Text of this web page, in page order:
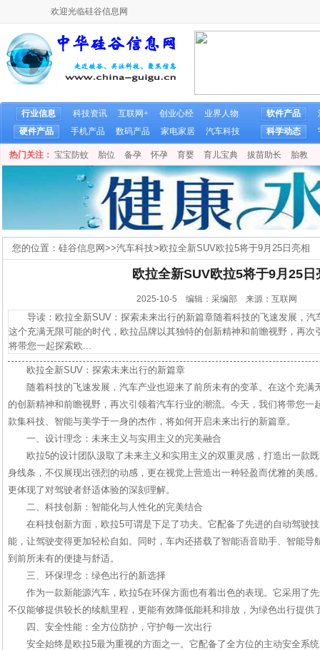
欢迎光临硅谷信息网
行业信息 科技资讯 互联网+ 创业心经
业界人物
硬件产品
手机产品 数码产品 家电家居 汽车科技
软件产品
科学动态
热门关注： 宝宝防蚊 胎位 备孕 怀孕 育婴 育儿宝典 拔苗助长 胎教
您的位置： 硅谷信息网>>汽车科技>欧拉全新SUV欧拉5将于9月25日亮相
欧拉全新SUV欧拉5将于9月25日
2025-10-5 编辑：采编部 来源：互联网
导读：欧拉全新SUV：探索未来出行的新篇章随着科技的飞速发展，汽
这个充满无限可能的时代，欧拉品牌以其独特的创新精神和前瞻视野，再
将带您一起探索欧...
欧拉全新SUV：探索未来出行的新篇章
随着科技的飞速发展，汽车产业也迎来了前所未有的变革。在这个充满
的创新精神和前瞻视野，再次引领着汽车行业的潮流。今天，我们将带您
款集科技、智能与美学于一身的杰作，将如何开启未来出行的新篇章。
一、设计理念：未来主义与实用主义的完美融合
欧拉5的设计团队汲取了未来主义和实用主义的双重灵感，打造出一款
身线条，不仅展现出强烈的动感，更在视觉上营造出一种轻盈而优雅的美感
更体现了对驾驶者舒适体验的深刻理解。
二、科技创新：智能化与人性化的完美结合
在科技创新方面，欧拉5可谓是下足了功夫。它配备了先进的自动驾驶
能，让驾驶变得更加轻松自如。同时，车内还搭载了智能语音助手、智能导
到前所未有的便捷与舒适。
三、环保理念：绿色出行的新选择
作为一款新能源汽车，欧拉5在环保方面也有着出色的表现。它采用了
不仅能够提供较长的续航里程，更能有效降低能耗和排放，为绿色出行提供
四、安全性能：全方位防护，守护每一次出行
安全始终是欧拉5最为重视的方面之一。它配备了全方位的主动安全系